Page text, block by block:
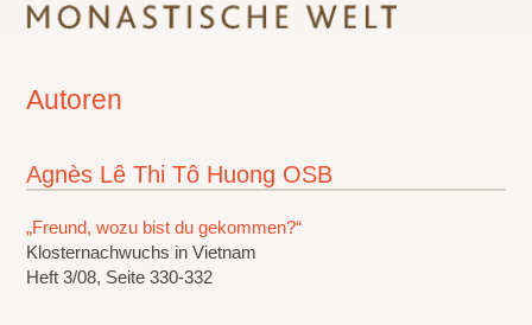
Autoren
Agnès Lê Thi Tô Huong OSB
„Freund, wozu bist du gekommen?“
Klosternachwuchs in Vietnam
Heft 3/08, Seite 330-332